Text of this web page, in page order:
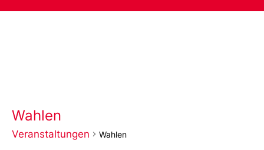
Wahlen
Veranstaltungen Wahlen